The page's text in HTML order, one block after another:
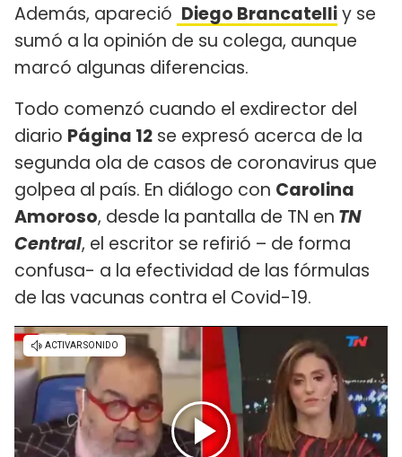
Además, apareció Diego Brancatelliy se
sumó a la opinión de su colega, aunque
marcó algunas diferencias.
Todo comenzó cuando el exdirector del
diario Página 12 se expresó acerca de la
segunda ola de casos de coronavirus que
golpea al país. En diálogo con Carolina
Amoroso, desde la pantalla de TN en TN
Central, el escritor se refirió – de forma
confusa- a la efectividad de las fórmulas
de las vacunas contra el Covid-19.